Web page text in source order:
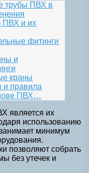
трубы ПВХ в
ПВХ и их
фитинги
и
краны
и правила
ПВХ…
является их
использованию
минимум
позволяют собрать
без утечек и